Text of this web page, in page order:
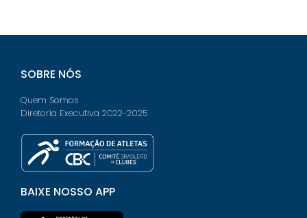
SOBRE NÓS
Quem Somos
Diretoria Executiva 2022-2025
BAIXE NOSSO APP